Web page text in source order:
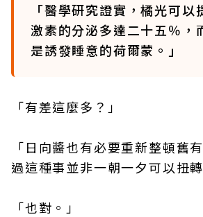
「醫學研究證實，橘光可以
激素的分泌多達二十五％，
是誘發睡意的荷爾蒙。」
「有差這麼多？」
「日向醬也有必要重新整頓舊
過這種事並非一朝一夕可以扭轉
「也對。」